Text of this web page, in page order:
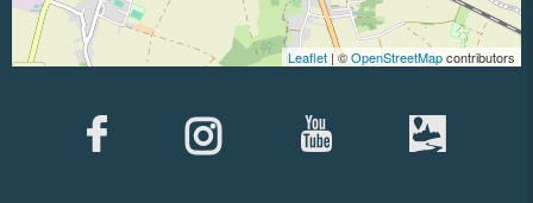
Leaflet | ©OpenStreetMapcontributors